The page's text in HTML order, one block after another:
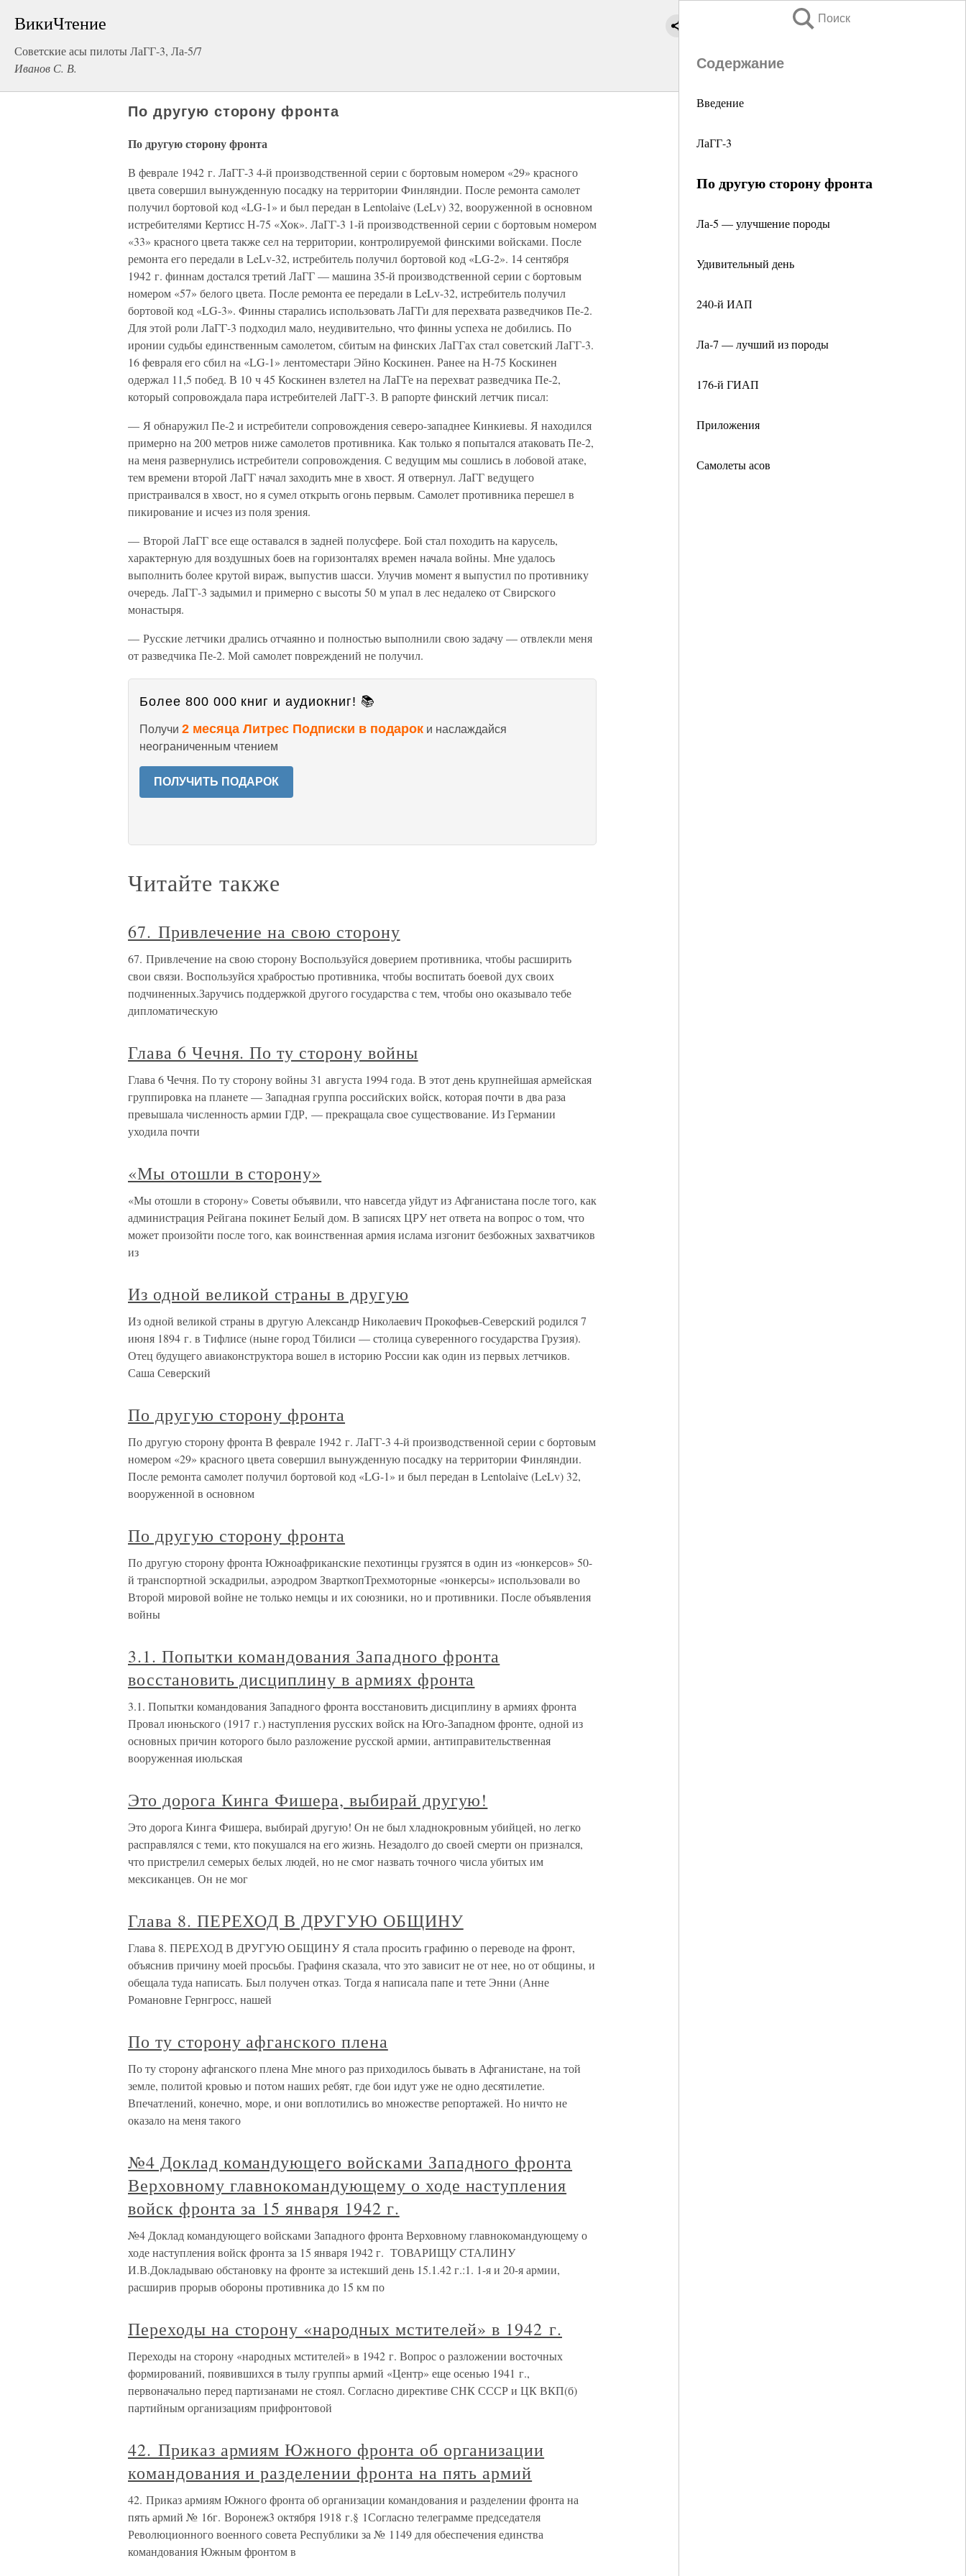
ВикиЧтение
Советские асы пилоты ЛаГГ-3, Ла-5/7
Иванов С. В.
Поиск
Содержание
Введение
ЛаГГ-3
По другую сторону фронта
Ла-5 — улучшение породы
Удивительный день
240-й ИАП
Ла-7 — лучший из породы
176-й ГИАП
Приложения
Самолеты асов
По другую сторону фронта
По другую сторону фронта
В феврале 1942 г. ЛаГГ-3 4-й производственной серии с бортовым номером «29» красного
цвета совершил вынужденную посадку на территории Финляндии. После ремонта самолет
получил бортовой код «LG-1» и был передан в Lentolaive (LeLv) 32, вооруженной в основном
истребителями Кертисс Н-75 «Хок». ЛаГГ-3 1-й производственной серии с бортовым номером
«33» красного цвета также сел на территории, контролируемой финскими войсками. После
ремонта его передали в LeLv-32, истребитель получил бортовой код «LG-2». 14 сентября
1942 г. финнам достался третий ЛаГГ — машина 35-й производственной серии с бортовым
номером «57» белого цвета. После ремонта ее передали в LeLv-32, истребитель получил
бортовой код «LG-3». Финны старались использовать ЛаГГи для перехвата разведчиков Пе-2.
Для этой роли ЛаГГ-3 подходил мало, неудивительно, что финны успеха не добились. По
иронии судьбы единственным самолетом, сбитым на финских ЛаГГах стал советский ЛаГГ-3.
16 февраля его сбил на «LG-1» лентоместари Эйно Коскинен. Ранее на Н-75 Коскинен
одержал 11,5 побед. В 10 ч 45 Коскинен взлетел на ЛаГГе на перехват разведчика Пе-2,
который сопровождала пара истребителей ЛаГГ-3. В рапорте финский летчик писал:
— Я обнаружил Пе-2 и истребители сопровождения северо-западнее Кинкиевы. Я находился
примерно на 200 метров ниже самолетов противника. Как только я попытался атаковать Пе-2,
на меня развернулись истребители сопровождения. С ведущим мы сошлись в лобовой атаке,
тем времени второй ЛаГГ начал заходить мне в хвост. Я отвернул. ЛаГГ ведущего
пристраивался в хвост, но я сумел открыть огонь первым. Самолет противника перешел в
пикирование и исчез из поля зрения.
— Второй ЛаГГ все еще оставался в задней полусфере. Бой стал походить на карусель,
характерную для воздушных боев на горизонталях времен начала войны. Мне удалось
выполнить более крутой вираж, выпустив шасси. Улучив момент я выпустил по противнику
очередь. ЛаГГ-3 задымил и примерно с высоты 50 м упал в лес недалеко от Свирского
монастыря.
— Русские летчики дрались отчаянно и полностью выполнили свою задачу — отвлекли меня
от разведчика Пе-2. Мой самолет повреждений не получил.
Более 800 000 книг и аудиокниг! 📚
Получи 2 месяца Литрес Подписки в подарок и наслаждайся
неограниченным чтением
ПОЛУЧИТЬ ПОДАРОК
Читайте также
67. Привлечение на свою сторону
67. Привлечение на свою сторону Воспользуйся доверием противника, чтобы расширить
свои связи. Воспользуйся храбростью противника, чтобы воспитать боевой дух своих
подчиненных.Заручись поддержкой другого государства с тем, чтобы оно оказывало тебе
дипломатическую
Глава 6 Чечня. По ту сторону войны
Глава 6 Чечня. По ту сторону войны 31 августа 1994 года. В этот день крупнейшая армейская
группировка на планете — Западная группа российских войск, которая почти в два раза
превышала численность армии ГДР, — прекращала свое существование. Из Германии
уходила почти
«Мы отошли в сторону»
«Мы отошли в сторону» Советы объявили, что навсегда уйдут из Афганистана после того, как
администрация Рейгана покинет Белый дом. В записях ЦРУ нет ответа на вопрос о том, что
может произойти после того, как воинственная армия ислама изгонит безбожных захватчиков
из
Из одной великой страны в другую
Из одной великой страны в другую Александр Николаевич Прокофьев-Северский родился 7
июня 1894 г. в Тифлисе (ныне город Тбилиси — столица суверенного государства Грузия).
Отец будущего авиаконструктора вошел в историю России как один из первых летчиков.
Саша Северский
По другую сторону фронта
По другую сторону фронта В феврале 1942 г. ЛаГГ-3 4-й производственной серии с бортовым
номером «29» красного цвета совершил вынужденную посадку на территории Финляндии.
После ремонта самолет получил бортовой код «LG-1» и был передан в Lentolaive (LeLv) 32,
вооруженной в основном
По другую сторону фронта
По другую сторону фронта Южноафриканские пехотинцы грузятся в один из «юнкерсов» 50-
й транспортной эскадрильи, аэродром ЗварткопТрехмоторные «юнкерсы» использовали во
Второй мировой войне не только немцы и их союзники, но и противники. После объявления
войны
3.1. Попытки командования Западного фронта
восстановить дисциплину в армиях фронта
3.1. Попытки командования Западного фронта восстановить дисциплину в армиях фронта
Провал июньского (1917 г.) наступления русских войск на Юго-Западном фронте, одной из
основных причин которого было разложение русской армии, антиправительственная
вооруженная июльская
Это дорога Кинга Фишера, выбирай другую!
Это дорога Кинга Фишера, выбирай другую! Он не был хладнокровным убийцей, но легко
расправлялся с теми, кто покушался на его жизнь. Незадолго до своей смерти он признался,
что пристрелил семерых белых людей, но не смог назвать точного числа убитых им
мексиканцев. Он не мог
Глава 8. ПЕРЕХОД В ДРУГУЮ ОБЩИНУ
Глава 8. ПЕРЕХОД В ДРУГУЮ ОБЩИНУ Я стала просить графиню о переводе на фронт,
объяснив причину моей просьбы. Графиня сказала, что это зависит не от нее, но от общины, и
обещала туда написать. Был получен отказ. Тогда я написала папе и тете Энни (Анне
Романовне Гернгросс, нашей
По ту сторону афганского плена
По ту сторону афганского плена Мне много раз приходилось бывать в Афганистане, на той
земле, политой кровью и потом наших ребят, где бои идут уже не одно десятилетие.
Впечатлений, конечно, море, и они воплотились во множестве репортажей. Но ничто не
оказало на меня такого
№4 Доклад командующего войсками Западного фронта
Верховному главнокомандующему о ходе наступления
войск фронта за 15 января 1942 г.
№4 Доклад командующего войсками Западного фронта Верховному главнокомандующему о
ходе наступления войск фронта за 15 января 1942 г. ТОВАРИЩУ СТАЛИНУ
И.В.Докладываю обстановку на фронте за истекший день 15.1.42 г.:1. 1-я и 20-я армии,
расширив прорыв обороны противника до 15 км по
Переходы на сторону «народных мстителей» в 1942 г.
Переходы на сторону «народных мстителей» в 1942 г. Вопрос о разложении восточных
формирований, появившихся в тылу группы армий «Центр» еще осенью 1941 г.,
первоначально перед партизанами не стоял. Согласно директиве СНК СССР и ЦК ВКП(б)
партийным организациям прифронтовой
42. Приказ армиям Южного фронта об организации
командования и разделении фронта на пять армий
42. Приказ армиям Южного фронта об организации командования и разделении фронта на
пять армий № 16г. Воронеж3 октября 1918 г.§ 1Согласно телеграмме председателя
Революционного военного совета Республики за № 1149 для обеспечения единства
командования Южным фронтом в